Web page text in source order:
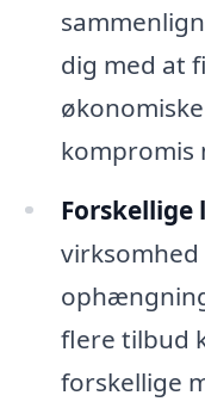
dig med at
kompromis
Forskellige
flere tilbud
forskellige